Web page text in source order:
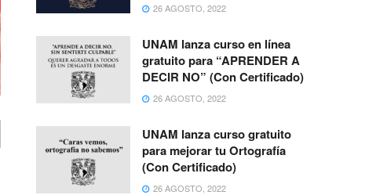
26 AGOSTO, 2022
UNAM lanza curso en línea
gratuito para “APRENDER A
DECIR NO” (Con Certificado)
26 AGOSTO, 2022
UNAM lanza curso gratuito
para mejorar tu Ortografía
(Con Certificado)
26 AGOSTO, 2022